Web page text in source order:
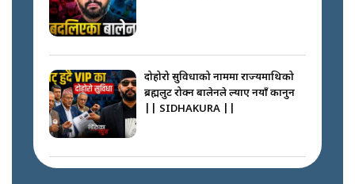
दोहोरो सुविधाको नाममा राज्यमाथिको
ब्रह्मलुट रोक्न बालेनले ल्याए नयाँ कानुन
|| SIDHAKURA ||